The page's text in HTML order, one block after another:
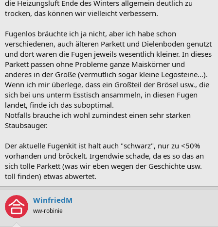
die Heizungsluft Ende des Winters allgemein deutlich zu
trocken, das können wir vielleicht verbessern.
Fugenlos bräuchte ich ja nicht, aber ich habe schon
verschiedenen, auch älteren Parkett und Dielenboden genutzt
und dort waren die Fugen jeweils wesentlich kleiner. In dieses
Parkett passen ohne Probleme ganze Maiskörner und
anderes in der Größe (vermutlich sogar kleine Legosteine...).
Wenn ich mir überlege, dass ein Großteil der Brösel usw., die
sich bei uns unterm Esstisch ansammeln, in diesen Fugen
landet, finde ich das suboptimal.
Notfalls brauche ich wohl zumindest einen sehr starken
Staubsauger.
Der aktuelle Fugenkit ist halt auch "schwarz", nur zu <50%
vorhanden und bröckelt. Irgendwie schade, da es so das an
sich tolle Parkett (was wir eben wegen der Geschichte usw.
toll finden) etwas abwertet.
WinfriedM
ww-robinie